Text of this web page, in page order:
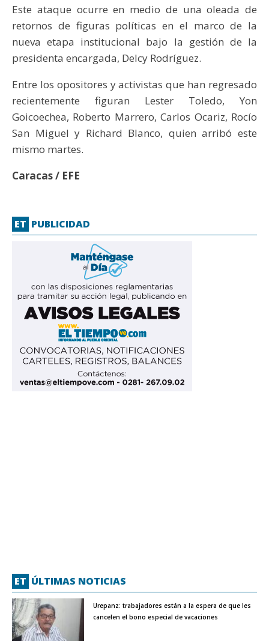
Este ataque ocurre en medio de una oleada de
retornos de figuras políticas en el marco de la
nueva etapa institucional bajo la gestión de la
presidenta encargada, Delcy Rodríguez.
Entre los opositores y activistas que han regresado
recientemente figuran Lester Toledo, Yon
Goicoechea, Roberto Marrero, Carlos Ocariz, Rocío
San Miguel y Richard Blanco, quien arribó este
mismo martes.
Caracas / EFE
ET PUBLICIDAD
ET ÚLTIMAS NOTICIAS
Urepanz: trabajadores están a la espera de que les
cancelen el bono especial de vacaciones